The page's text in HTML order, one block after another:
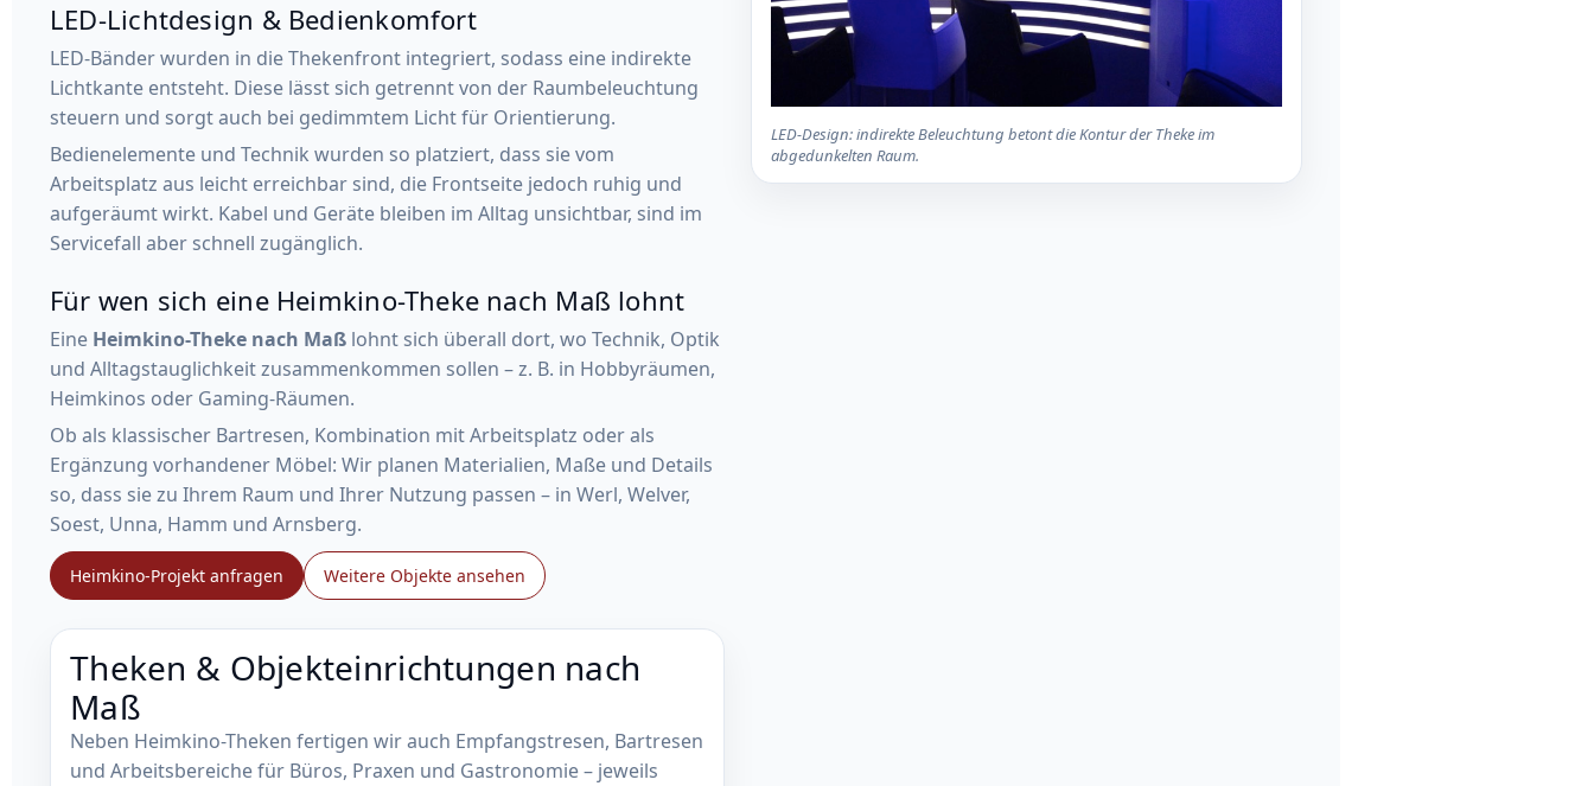
LED-Lichtdesign & Bedienkomfort
LED-Bänder wurden in die Thekenfront integriert, sodass eine indirekte
Lichtkante entsteht. Diese lässt sich getrennt von der Raumbeleuchtung
steuern und sorgt auch bei gedimmtem Licht für Orientierung.
Bedienelemente und Technik wurden so platziert, dass sie vom
Arbeitsplatz aus leicht erreichbar sind, die Frontseite jedoch ruhig und
aufgeräumt wirkt. Kabel und Geräte bleiben im Alltag unsichtbar, sind im
Servicefall aber schnell zugänglich.
Für wen sich eine Heimkino-Theke nach Maß lohnt
Eine Heimkino-Theke nach Maß lohnt sich überall dort, wo Technik, Optik
und Alltagstauglichkeit zusammenkommen sollen – z. B. in Hobbyräumen,
Heimkinos oder Gaming-Räumen.
Ob als klassischer Bartresen, Kombination mit Arbeitsplatz oder als
Ergänzung vorhandener Möbel: Wir planen Materialien, Maße und Details
so, dass sie zu Ihrem Raum und Ihrer Nutzung passen – in Werl, Welver,
Soest, Unna, Hamm und Arnsberg.
Heimkino-Projekt anfragen Weitere Objekte ansehen
Theken & Objekteinrichtungen nach
Maß
Neben Heimkino-Theken fertigen wir auch Empfangstresen, Bartresen
und Arbeitsbereiche für Büros, Praxen und Gastronomie – jeweils
LED-Design: indirekte Beleuchtung betont die Kontur der Theke im
abgedunkelten Raum.